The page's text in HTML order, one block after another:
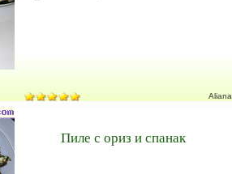
Aliana
Пиле с ориз и спанак